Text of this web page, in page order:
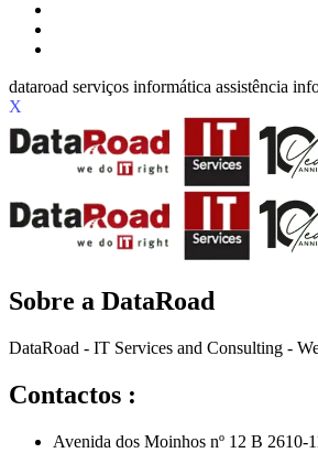
X
Sobre a DataRoad
DataRoad - IT Services and Consulting -
Contactos :
Avenida dos Moinhos nº 12 B 2610-